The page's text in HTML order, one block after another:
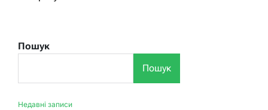
Пошук
Пошук
Недавні записи